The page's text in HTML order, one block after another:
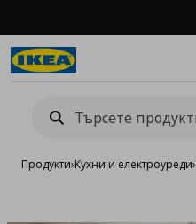
Продукти›Кухни и електроуреди›